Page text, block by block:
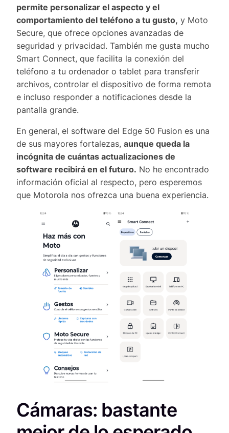
permite personalizar el aspecto y el
comportamiento del teléfono a tu gusto, y Moto
Secure, que ofrece opciones avanzadas de
seguridad y privacidad. También me gusta mucho
Smart Connect, que facilita la conexión del
teléfono a tu ordenador o tablet para transferir
archivos, controlar el dispositivo de forma remota
e incluso responder a notificaciones desde la
pantalla grande.
En general, el software del Edge 50 Fusion es una
de sus mayores fortalezas, aunque queda la
incógnita de cuántas actualizaciones de
software recibirá en el futuro. No he encontrado
información oficial al respecto, pero esperemos
que Motorola nos ofrezca una buena experiencia.
Cámaras: bastante